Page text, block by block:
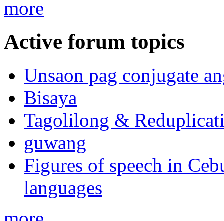
more
Active forum topics
Unsaon pag conjugate
Bisaya
Tagolilong &
guwang
Figures of speech in
languages